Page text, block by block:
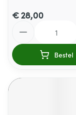
€ 28,00
Bestel